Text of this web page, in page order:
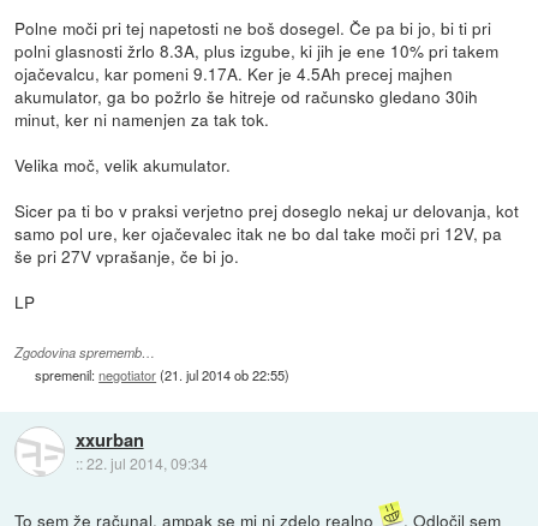
Polne moči pri tej napetosti ne boš dosegel. Če pa bi jo, bi ti pri
polni glasnosti žrlo 8.3A, plus izgube, ki jih je ene 10% pri takem
ojačevalcu, kar pomeni 9.17A. Ker je 4.5Ah precej majhen
akumulator, ga bo požrlo še hitreje od računsko gledano 30ih
minut, ker ni namenjen za tak tok.
Velika moč, velik akumulator.
Sicer pa ti bo v praksi verjetno prej doseglo nekaj ur delovanja, kot
samo pol ure, ker ojačevalec itak ne bo dal take moči pri 12V, pa
še pri 27V vprašanje, če bi jo.
LP
Zgodovina sprememb…
spremenil:negotiator(21. jul 2014 ob 22:55)
xxurban
::22. jul 2014, 09:34
To sem že računal, ampak se mi ni zdelo realno
. Odločil sem